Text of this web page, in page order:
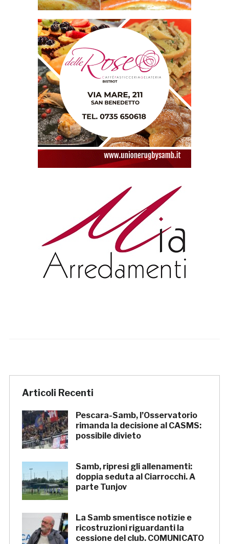
Articoli Recenti
Pescara-Samb, l’Osservatorio
rimanda la decisione al CASMS:
possibile divieto
Samb, ripresi gli allenamenti:
doppia seduta al Ciarrocchi. A
parte Tunjov
La Samb smentisce notizie e
ricostruzioni riguardanti la
cessione del club. COMUNICATO